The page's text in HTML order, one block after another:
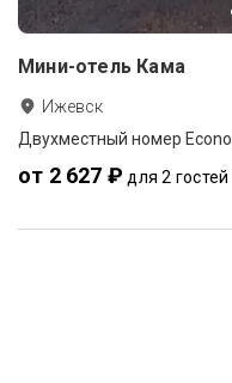
Мини-отель Кама
Ижевск
Двухместный номер
от 2 627 ₽ для 2 гостей